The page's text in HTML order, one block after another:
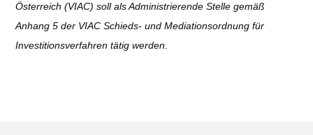
Österreich (VIAC) soll als Administrierende Stelle gemäß
Anhang 5 der VIAC Schieds- und Mediationsordnung für
Investitionsverfahren tätig werden.